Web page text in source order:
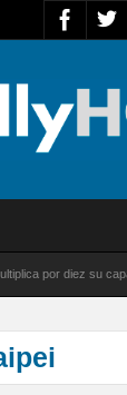
por diez su